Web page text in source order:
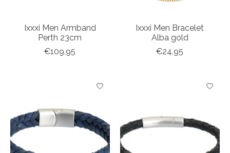
Ixxxi Men Armband
Perth 23cm
€109,95
Ixxxi Men Bracelet
Alba gold
€24,95